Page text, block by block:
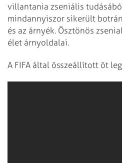
villantania zseniális
mindannyiszor sikerült
és az árnyék. Ösztönös
élet árnyoldalai.
A FIFA által összeállított öt